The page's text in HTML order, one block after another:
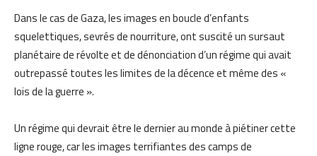
Dans le cas de Gaza, les images en boucle d’enfants
squelettiques, sevrés de nourriture, ont suscité un sursaut
planétaire de révolte et de dénonciation d’un régime qui avait
outrepassé toutes les limites de la décence et même des «
lois de la guerre ».
Un régime qui devrait être le dernier au monde à piétiner cette
ligne rouge, car les images terrifiantes des camps de